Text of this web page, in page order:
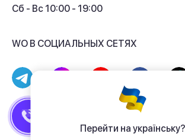
Перейти на українську?
Сб - Вс 10:00 - 19:00
WO В СОЦИАЛЬНЫХ СЕТЯХ
Договор публичной
Политика